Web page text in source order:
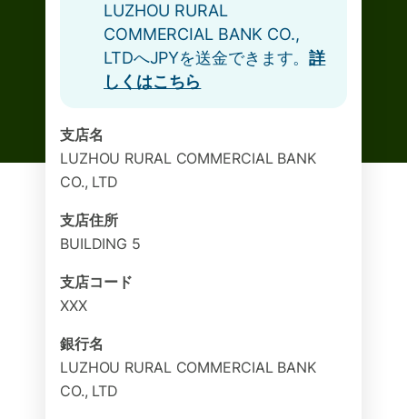
LUZHOU RURAL
COMMERCIAL BANK CO.,
LTDへJPYを送金できます。詳
しくはこちら
支店名
LUZHOU RURAL COMMERCIAL BANK
CO., LTD
支店住所
BUILDING 5
支店コード
XXX
銀行名
LUZHOU RURAL COMMERCIAL BANK
CO., LTD